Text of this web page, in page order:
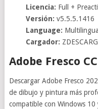
Licencia: Full +
Versión: v5.5.5.1416
Language:
Cargador:
Adobe Fresco
Descargar Adobe Fresco
de dibujo y pintura más
compatible con Windows